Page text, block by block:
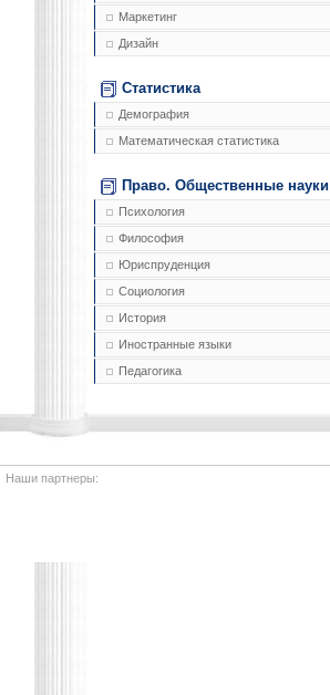
Маркетинг
Дизайн
Статистика
Демография
Математическая статистика
Право. Общественные науки
Психология
Философия
Юриспруденция
Социология
История
Иностранные языки
Педагогика
Наши партнеры: